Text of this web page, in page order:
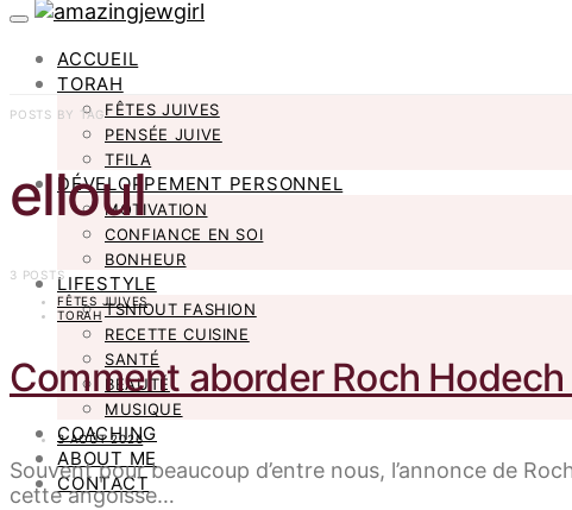
ACCUEIL
TORAH
FÊTES JUIVES
PENSÉE JUIVE
TFILA
DÉVELOPPEMENT PERSONNEL
MOTIVATION
CONFIANCE EN SOI
BONHEUR
LIFESTYLE
TSNIOUT FASHION
RECETTE CUISINE
SANTÉ
BEAUTÉ
MUSIQUE
COACHING
ABOUT ME
CONTACT
POSTS BY TAG
elloul
3 POSTS
FÊTES JUIVES
TORAH
Comment aborder Roch Hodech
3 AOÛT 2026
Souvent pour beaucoup d’entre nous, l’annonce de
cette angoisse…